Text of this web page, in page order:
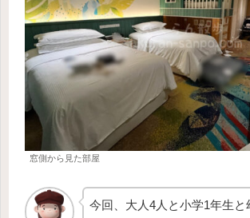
窓側から見た部屋
今回、大人4人と小学1年生と